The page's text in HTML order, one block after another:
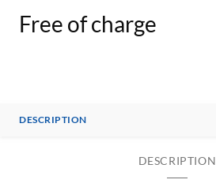
Free of charge
DESCRIPTION
DESCRIPTION